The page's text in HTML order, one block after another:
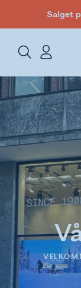
Salget